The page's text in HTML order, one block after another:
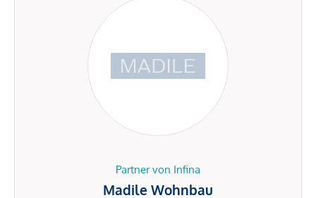
Partner von Infina
Madile Wohnbau